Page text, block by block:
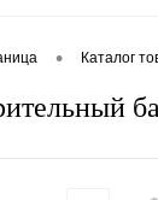
• Каталог